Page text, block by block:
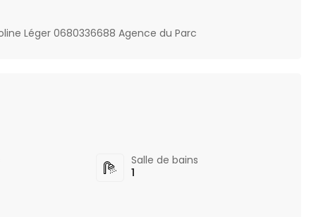
Léger 0680336688 Agence du Parc
Salle de bains
1